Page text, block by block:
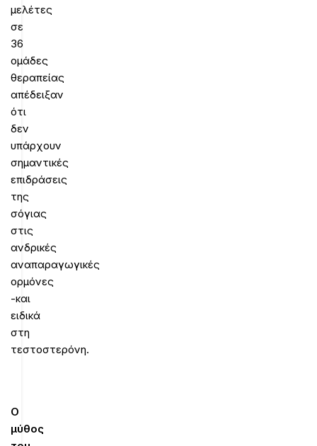
μελέτες
σε
36
ομάδες
θεραπείας
απέδειξαν
ότι
δεν
υπάρχουν
σημαντικές
επιδράσεις
της
σόγιας
στις
ανδρικές
αναπαραγωγικές
ορμόνες
-και
ειδικά
στη
τεστοστερόνη.
Ο
μύθος